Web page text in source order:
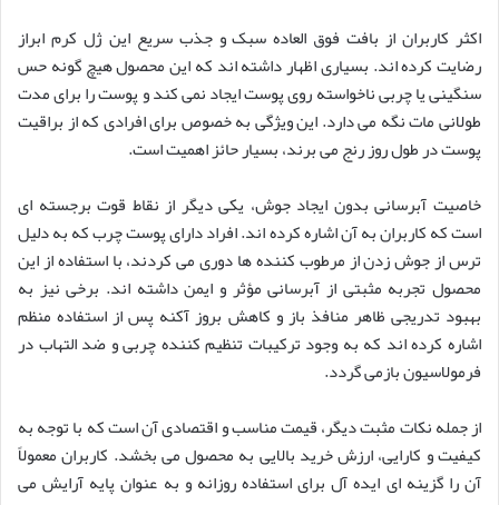
اکثر کاربران از بافت فوق العاده سبک و جذب سریع این ژل کرم ابراز
رضایت کرده اند. بسیاری اظهار داشته اند که این محصول هیچ گونه حس
سنگینی یا چربی ناخواسته روی پوست ایجاد نمی کند و پوست را برای مدت
طولانی مات نگه می دارد. این ویژگی به خصوص برای افرادی که از براقیت
پوست در طول روز رنج می برند، بسیار حائز اهمیت است.
خاصیت آبرسانی بدون ایجاد جوش، یکی دیگر از نقاط قوت برجسته ای
است که کاربران به آن اشاره کرده اند. افراد دارای پوست چرب که به دلیل
ترس از جوش زدن از مرطوب کننده ها دوری می کردند، با استفاده از این
محصول تجربه مثبتی از آبرسانی مؤثر و ایمن داشته اند. برخی نیز به
بهبود تدریجی ظاهر منافذ باز و کاهش بروز آکنه پس از استفاده منظم
اشاره کرده اند که به وجود ترکیبات تنظیم کننده چربی و ضد التهاب در
فرمولاسیون بازمی گردد.
از جمله نکات مثبت دیگر، قیمت مناسب و اقتصادی آن است که با توجه به
کیفیت و کارایی، ارزش خرید بالایی به محصول می بخشد. کاربران معمولاً
آن را گزینه ای ایده آل برای استفاده روزانه و به عنوان پایه آرایش می